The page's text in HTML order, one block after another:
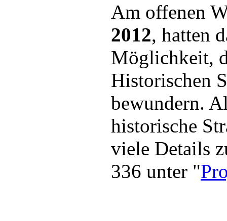
Am offenen
2012, hatten
Möglichkeit,
Historischen
bewundern.
historische
viele Details
336 unter "